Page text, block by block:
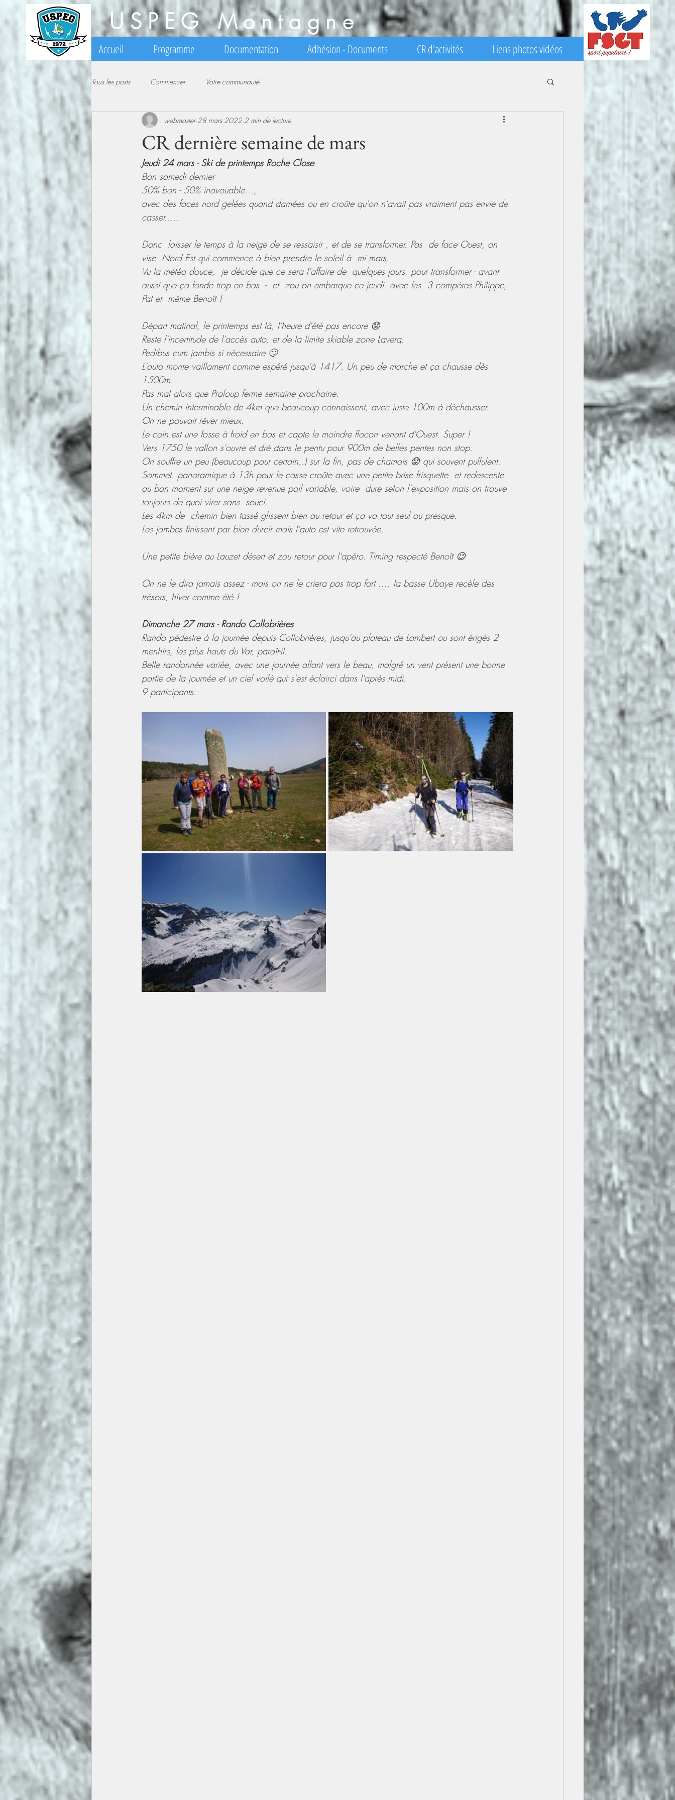
USPEG Montagne
Accueil Programme Documentation Adhésion - Documents CR d'activités Liens photos vidéos
Tous les posts Commencer Votre communauté
CR dernière semaine de mars
webmaster 28 mars 2022 2 min de lecture
Jeudi 24 mars - Ski de printemps Roche Close
Bon samedi dernier
50% bon - 50% inavouable...,
avec des faces nord gelées quand damées ou en croûte qu'on n'avait pas vraiment pas envie de
casser.....
Donc  laisser le temps à la neige de se ressaisir , et de se transformer. Pas  de face Ouest, on
vise  Nord Est qui commence à bien prendre le soleil à  mi mars.
Vu la météo douce,  je décide que ce sera l'affaire de  quelques jours  pour transformer - avant
aussi que ça fonde trop en bas  -  et  zou on embarque ce jeudi  avec les  3 compères Philippe,
Pat et  même Benoît !
Départ matinal, le printemps est là, l'heure d'été pas encore 😟
Reste l'incertitude de l'accès auto, et de la limite skiable zone Laverq.
Pedibus cum jambis si nécessaire 🙄
L'auto monte vaillament comme espéré jusqu'à 1417. Un peu de marche et ça chausse dès
1500m.
Pas mal alors que Praloup ferme semaine prochaine.
Un chemin interminable de 4km que beaucoup connaissent, avec juste 100m à déchausser.
On ne pouvait rêver mieux.
Le coin est une fosse à froid en bas et capte le moindre flocon venant d'Ouest. Super !
Vers 1750 le vallon s'ouvre et dré dans le pentu pour 900m de belles pentes non stop.
On souffre un peu (beaucoup pour certain..) sur la fin, pas de chamois 😟 qui souvent pullulent.
Sommet  panoramique à 13h pour le casse croûte avec une petite brise frisquette  et redescente
au bon moment sur une neige revenue poil variable, voire  dure selon l'exposition mais on trouve
toujours de quoi virer sans  souci.
Les 4km de  chemin bien tassé glissent bien au retour et ça va tout seul ou presque.
Les jambes finissent par bien durcir mais l'auto est vite retrouvée.
Une petite bière au Lauzet désert et zou retour pour l'apéro. Timing respecté Benoît 😉
On ne le dira jamais assez - mais on ne le criera pas trop fort ..., la basse Ubaye recèle des
trésors, hiver comme été !
Dimanche 27 mars - Rando Collobrières
Rando pédestre à la journée depuis Collobrières, jusqu'au plateau de Lambert ou sont érigés 2
menhirs, les plus hauts du Var, paraît-il.
Belle randonnée variée, avec une journée allant vers le beau, malgré un vent présent une bonne
partie de la journée et un ciel voilé qui s'est éclairci dans l'après midi.
9 participants.